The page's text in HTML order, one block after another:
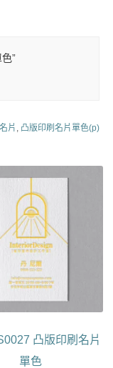
”
片 凸版印刷名片單色(p)
凸版印刷名片
單色